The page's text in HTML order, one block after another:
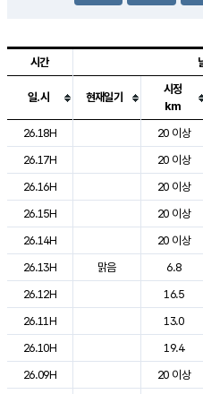
도시별 기상실황표로 지점, 날씨,
시간
일.시 현재일기
시정
km
26.18H
20 이상
26.17H
20 이상
26.16H
20 이상
26.15H
20 이상
26.14H
20 이상
26.13H
맑음 6.8
26.12H
16.5
26.11H
13.0
26.10H
19.4
26.09H
20 이상